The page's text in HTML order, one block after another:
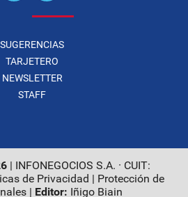
SUGERENCIAS
TARJETERO
NEWSLETTER
STAFF
| INFONEGOCIOS S.A. · CUIT:
de Privacidad | Protección de
| Editor: Iñigo Biain